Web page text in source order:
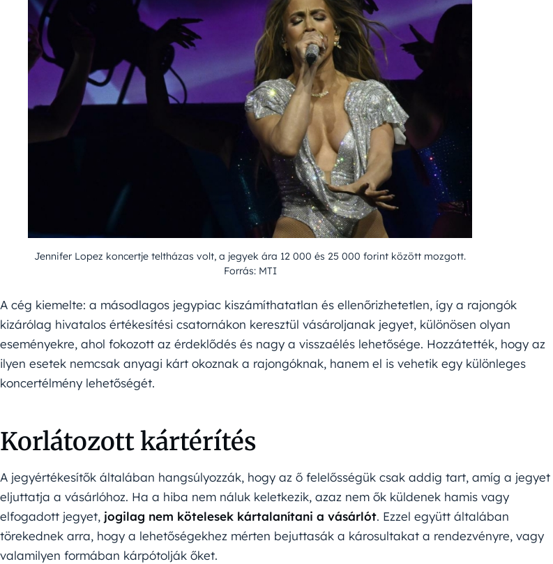
Jennifer Lopez koncertje teltházas volt, a jegyek ára 12 000 és 25 000 forint között mozgott.
Forrás: MTI
A cég kiemelte: a másodlagos jegypiac kiszámíthatatlan és ellenőrizhetetlen, így a rajongók
kizárólag hivatalos értékesítési csatornákon keresztül vásároljanak jegyet, különösen olyan
eseményekre, ahol fokozott az érdeklődés és nagy a visszaélés lehetősége. Hozzátették, hogy az
ilyen esetek nemcsak anyagi kárt okoznak a rajongóknak, hanem el is vehetik egy különleges
koncertélmény lehetőségét.
Korlátozott kártérítés
A jegyértékesítők általában hangsúlyozzák, hogy az ő felelősségük csak addig tart, amíg a jegyet
eljuttatja a vásárlóhoz. Ha a hiba nem náluk keletkezik, azaz nem ők küldenek hamis vagy
elfogadott jegyet, jogilag nem kötelesek kártalanítani a vásárlót. Ezzel együtt általában
törekednek arra, hogy a lehetőségekhez mérten bejuttasák a károsultakat a rendezvényre, vagy
valamilyen formában kárpótolják őket.